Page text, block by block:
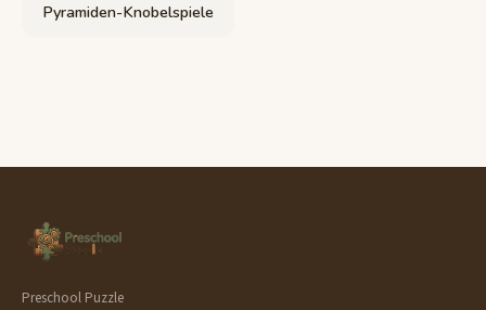
Pyramiden-Knobelspiele
Preschool Puzzle